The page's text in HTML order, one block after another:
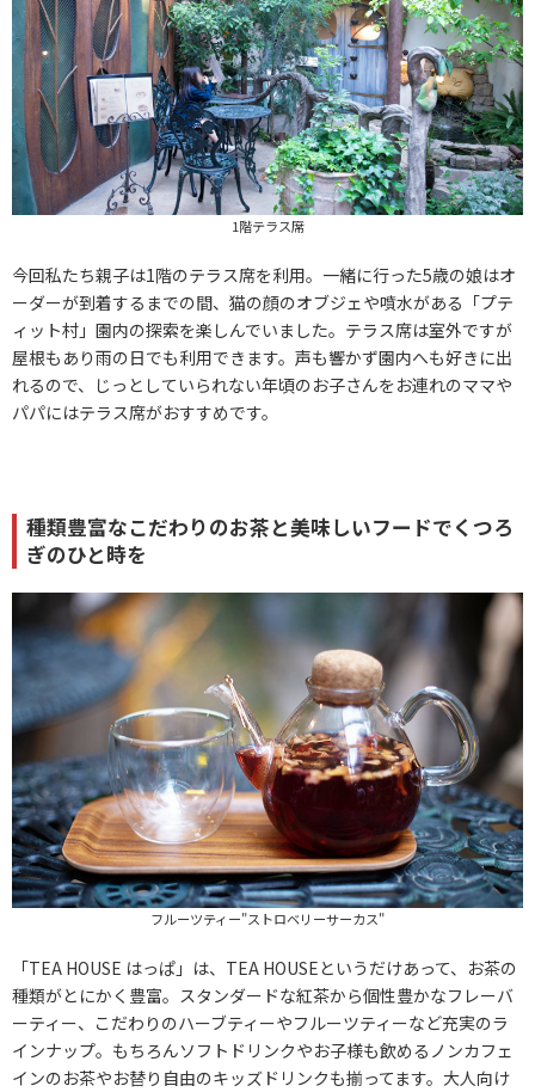
1階テラス席
今回私たち親子は1階のテラス席を利用。一緒に行った5歳の娘はオ
ーダーが到着するまでの間、猫の顔のオブジェや噴水がある「プテ
ィット村」園内の探索を楽しんでいました。テラス席は室外ですが
屋根もあり雨の日でも利用できます。声も響かず園内へも好きに出
れるので、じっとしていられない年頃のお子さんをお連れのママや
パパにはテラス席がおすすめです。
種類豊富なこだわりのお茶と美味しいフードでくつろ
ぎのひと時を
フルーツティー"ストロベリーサーカス"
「TEA HOUSE はっぱ」は、TEA HOUSEというだけあって、お茶の
種類がとにかく豊富。スタンダードな紅茶から個性豊かなフレーバ
ーティー、こだわりのハーブティーやフルーツティーなど充実のラ
インナップ。もちろんソフトドリンクやお子様も飲めるノンカフェ
インのお茶やお替り自由のキッズドリンクも揃ってます。大人向け